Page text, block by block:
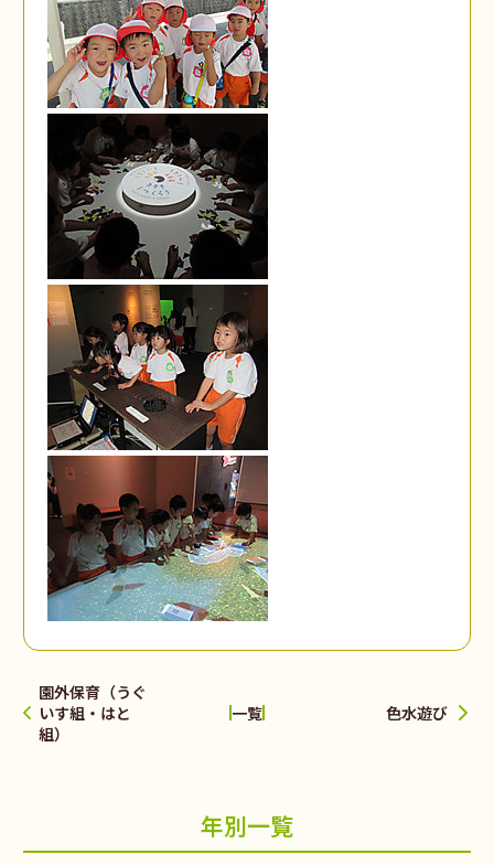
園外保育（うぐ
いす組・はと
組）
一覧 色水遊び
年別一覧